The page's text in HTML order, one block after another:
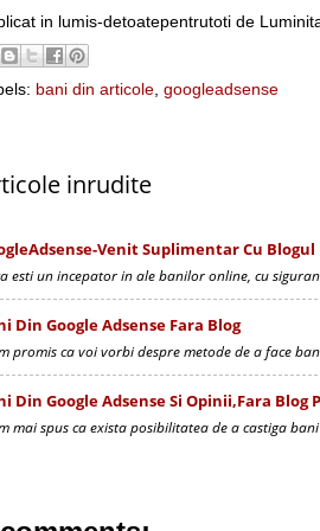
in lumis-detoatepentrutoti de
bani din articole googleadsense
inrudite
Venit Suplimentar Cu Blogul
esti un incepator in ale banilor online, cu
Din Google Adsense Fara Blog
promis ca voi vorbi despre metode de a face
Din Google Adsense Si Opinii,fara Blog
mai spus ca exista posibilitatea de a castiga